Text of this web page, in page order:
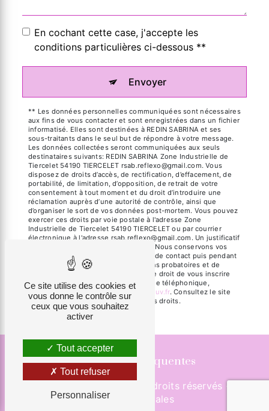
En cochant cette case, j'accepte les
conditions particulières ci-dessous **
Envoyer
** Les données personnelles communiquées sont nécessaires
aux fins de vous contacter et sont enregistrées dans un fichier
informatisé. Elles sont destinées à REDIN SABRINA et ses
sous-traitants dans le seul but de répondre à votre message.
Les données collectées seront communiquées aux seuls
destinataires suivants: REDIN SABRINA Zone Industrielle de
Tiercelet 54190 TIERCELET rsab.reflexo@gmail.com. Vous
disposez de droits d’accès, de rectification, d’effacement, de
portabilité, de limitation, d’opposition, de retrait de votre
consentement à tout moment et du droit d’introduire une
réclamation auprès d’une autorité de contrôle, ainsi que
d’organiser le sort de vos données post-mortem. Vous pouvez
exercer ces droits par voie postale à l'adresse Zone
Industrielle de Tiercelet 54190 TIERCELET ou par courrier
électronique à l'adresse rsab.reflexo@gmail.com. Un justificatif
d'identité pourra vous être demandé. Nous conservons vos
données pendant la période de prise de contact puis pendant
la durée de prescription légale aux fins probatoires et de
gestion des contentieux. Vous avez le droit de vous inscrire
sur la liste d'opposition au démarchage téléphonique,
disponible à cette adresse:
Bloctel.gouv.fr. Consultez le site
cnil.fr pour plus d’informations sur vos droits.
Recherches fréquentes
- 2026 - Tous droits réservés -
Mentions légales
Ce site utilise des cookies et
vous donne le contrôle sur
ceux que vous souhaitez
activer
Tout accepter
Tout refuser
Personnaliser